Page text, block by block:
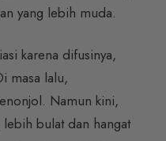
yang lebih muda.
karena difusinya,
masa lalu,
Namun kini,
bulat dan hangat